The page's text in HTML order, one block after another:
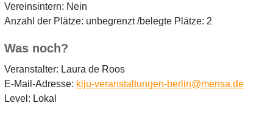
Vereinsintern: Nein
Anzahl der Plätze: unbegrenzt /belegte Plätze: 2
Was noch?
Veranstalter: Laura de Roos
E-Mail-Adresse: kiju-veranstaltungen-berlin@mensa.de
Level: Lokal